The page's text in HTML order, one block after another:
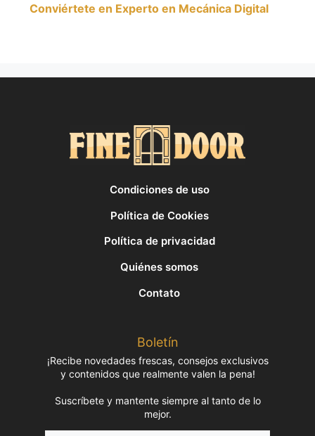
Conviértete en Experto en Mecánica Digital
Condiciones de uso
Política de Cookies
Política de privacidad
Quiénes somos
Contato
Boletín
¡Recibe novedades frescas, consejos exclusivos
y contenidos que realmente valen la pena!
Suscríbete y mantente siempre al tanto de lo
mejor.